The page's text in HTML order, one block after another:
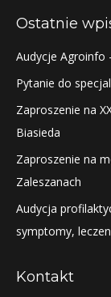
Ostatnie
Audycje Agroinfo
Pytanie do
Zaproszenie na
Biasieda
Zaproszenie na
Zaleszanach
Audycja
symptomy,
Kontakt